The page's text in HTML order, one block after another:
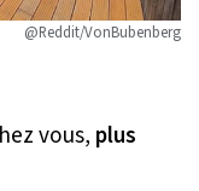
@Reddit/VonBubenberg
vous, plus